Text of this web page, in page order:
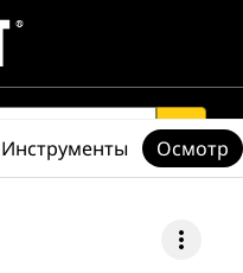
search
more_vert
Инструменты Осмотр